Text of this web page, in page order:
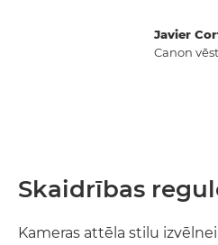
Javier
Canon
Skaidrības
Kameras attēla stilu